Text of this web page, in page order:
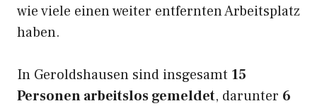
wie viele einen weiter entfernten Arbeitsplatz
haben.
In Geroldshausen sind insgesamt 15
Personen arbeitslos gemeldet, darunter 6